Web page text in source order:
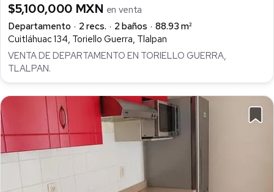
$5,100,000 MXN en venta
Departamento
2 recs. 2 baños
88.93 m²
Cuitláhuac 134, Toriello Guerra, Tlalpan
VENTA DE DEPARTAMENTO EN TORIELLO GUERRA,
TLALPAN.